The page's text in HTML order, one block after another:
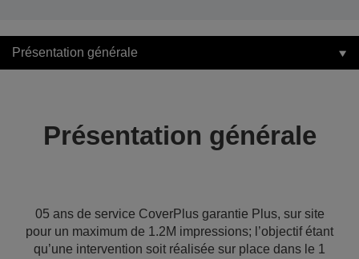
Présentation générale
Présentation générale
05 ans de service CoverPlus garantie Plus, sur site
pour un maximum de 1.2M impressions; l’objectif étant
qu’une intervention soit réalisée sur place dans le 1